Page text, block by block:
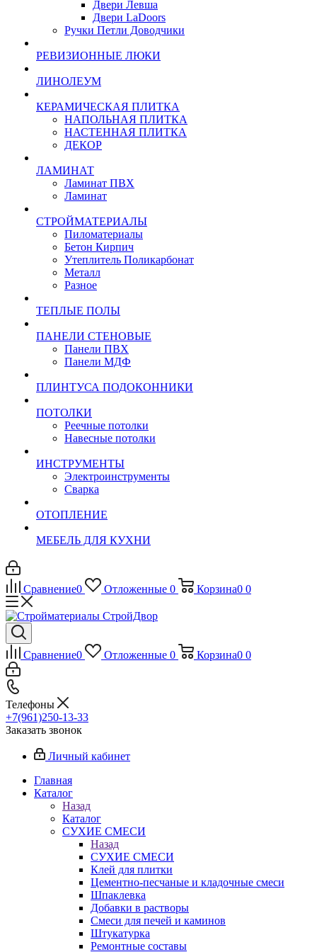
Двери Левша
Двери LaDoors
Ручки Петли Доводчики
РЕВИЗИОННЫЕ ЛЮКИ
ЛИНОЛЕУМ
КЕРАМИЧЕСКАЯ ПЛИТКА
НАПОЛЬНАЯ ПЛИТКА
НАСТЕННАЯ ПЛИТКА
ДЕКОР
ЛАМИНАТ
Ламинат ПВХ
Ламинат
СТРОЙМАТЕРИАЛЫ
Пиломатериалы
Бетон Кирпич
Утеплитель Поликарбонат
Металл
Разное
ТЕПЛЫЕ ПОЛЫ
ПАНЕЛИ СТЕНОВЫЕ
Панели ПВХ
Панели МДФ
ПЛИНТУСА ПОДОКОННИКИ
ПОТОЛКИ
Реечные потолки
Навесные потолки
ИНСТРУМЕНТЫ
Электроинструменты
Сварка
ОТОПЛЕНИЕ
МЕБЕЛЬ ДЛЯ КУХНИ
Сравнение0 Отложенные 0 Корзина0 0
Сравнение0 Отложенные 0 Корзина0 0
Телефоны
+7(961)250-13-33
Заказать звонок
Личный кабинет
Главная
Каталог
Назад
Каталог
СУХИЕ СМЕСИ
Назад
СУХИЕ СМЕСИ
Клей для плитки
Цементно-песчаные и кладочные смеси
Шпаклевка
Добавки в растворы
Смеси для печей и каминов
Штукатурка
Ремонтные составы